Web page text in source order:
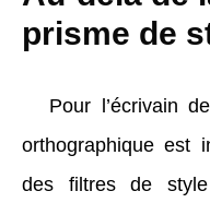
prisme de
Pour l’écrivain
orthographique est
des filtres de